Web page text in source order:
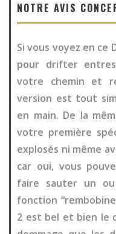
NOTRE AVIS
Si vous voyez en
pour drifter
votre chemin et
version est tout
en main. De la
votre première
explosés ni même
car oui, vous
faire sauter un ou
fonction
2 est bel et bien le